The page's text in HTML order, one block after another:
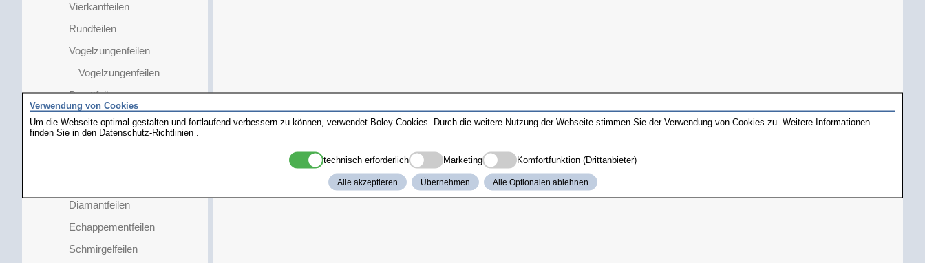
Vierkantfeilen
Rundfeilen
Vogelzungenfeilen
Vogelzungenfeilen
Barettfeilen
Scharnierfeilen
Zeigerlochfeilen
Diamantfeilen
Echappementfeilen
Schmirgelfeilen
Verwendung von Cookies
Um die Webseite optimal gestalten und fortlaufend verbessern zu können, verwendet Boley Cookies. Durch die weitere Nutzung der Webseite stimmen Sie der Verwendung von Cookies zu. Weitere Informationen
finden Sie in den Datenschutz-Richtlinien
technisch erforderlich Marketing Komfortfunktion (Drittanbieter)
Alle akzeptieren Übernehmen Alle Optionalen ablehnen